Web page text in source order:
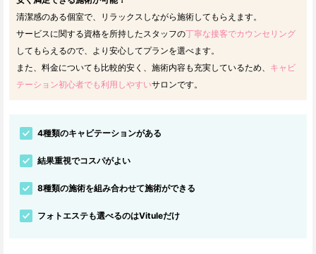
清潔感のある個室で、リラックスしながら施術してもらえます。
サービスに関する資格を所持したスタッフの丁寧な接客でカウンセリング
してもらえるので、より安心してプランを選べます。
また、料金についても比較的安く、施術内容も充実しているため、 キャビ
テーション初心者でも利用しやすいサロンです。
4種類のキャビテーションがある
結果重視でコスパがよい
8種類の施術を組み合わせて施術ができる
フォトエステも選べるのはVituleだけ